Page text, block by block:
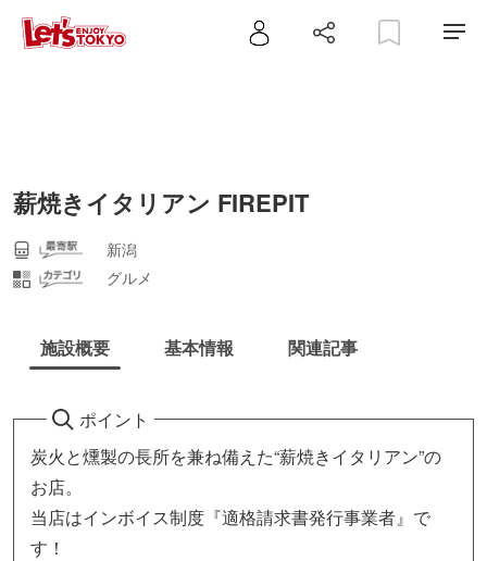
薪焼きイタリアン FIREPIT
新潟
グルメ
施設概要 基本情報 関連記事
ポイント
炭火と燻製の長所を兼ね備えた“薪焼きイタリアン”の
お店。
当店はインボイス制度『適格請求書発行事業者』で
す！